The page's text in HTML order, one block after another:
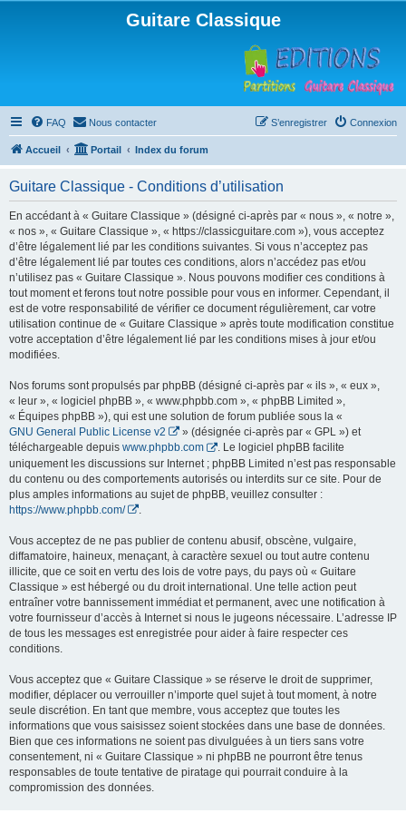
Guitare Classique
FAQ Nous contacter Connexion
S’enregistrer
Accueil Portail Index du forum
Guitare Classique - Conditions d’utilisation
En accédant à « Guitare Classique » (désigné ci-après par « nous », « notre »,
« nos », « Guitare Classique », « https://classicguitare.com »), vous acceptez
d’être légalement lié par les conditions suivantes. Si vous n’acceptez pas
d’être légalement lié par toutes ces conditions, alors n’accédez pas et/ou
n’utilisez pas « Guitare Classique ». Nous pouvons modifier ces conditions à
tout moment et ferons tout notre possible pour vous en informer. Cependant, il
est de votre responsabilité de vérifier ce document régulièrement, car votre
utilisation continue de « Guitare Classique » après toute modification constitue
votre acceptation d’être légalement lié par les conditions mises à jour et/ou
modifiées.
Nos forums sont propulsés par phpBB (désigné ci-après par « ils », « eux »,
« leur », « logiciel phpBB », « www.phpbb.com », « phpBB Limited »,
« Équipes phpBB »), qui est une solution de forum publiée sous la «
GNU General Public License v2
» (désignée ci-après par « GPL ») et
téléchargeable depuis www.phpbb.com
. Le logiciel phpBB facilite
uniquement les discussions sur Internet ; phpBB Limited n’est pas responsable
du contenu ou des comportements autorisés ou interdits sur ce site. Pour de
plus amples informations au sujet de phpBB, veuillez consulter :
https://www.phpbb.com/
Vous acceptez de ne pas publier de contenu abusif, obscène, vulgaire,
diffamatoire, haineux, menaçant, à caractère sexuel ou tout autre contenu
illicite, que ce soit en vertu des lois de votre pays, du pays où « Guitare
Classique » est hébergé ou du droit international. Une telle action peut
entraîner votre bannissement immédiat et permanent, avec une notification à
votre fournisseur d’accès à Internet si nous le jugeons nécessaire. L’adresse IP
de tous les messages est enregistrée pour aider à faire respecter ces
conditions.
Vous acceptez que « Guitare Classique » se réserve le droit de supprimer,
modifier, déplacer ou verrouiller n’importe quel sujet à tout moment, à notre
seule discrétion. En tant que membre, vous acceptez que toutes les
informations que vous saisissez soient stockées dans une base de données.
Bien que ces informations ne soient pas divulguées à un tiers sans votre
consentement, ni « Guitare Classique » ni phpBB ne pourront être tenus
responsables de toute tentative de piratage qui pourrait conduire à la
compromission des données.